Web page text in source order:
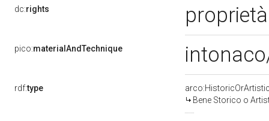
dc:rights
pico:materialAndTechnique
rdf:type
Bene Storico o